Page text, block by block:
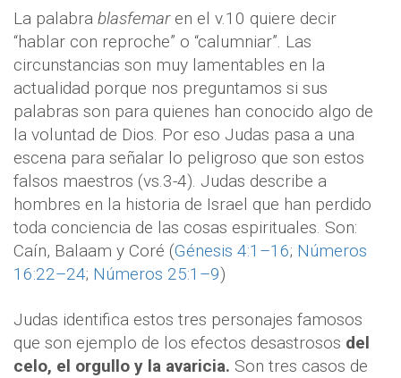
La palabra blasfemaren el v.10 quiere decir
“hablar con reproche” o “calumniar”. Las
circunstancias son muy lamentables en la
actualidad porque nos preguntamos si sus
palabras son para quienes han conocido algo de
la voluntad de Dios. Por eso Judas pasa a una
escena para señalar lo peligroso que son estos
falsos maestros (vs.3-4). Judas describe a
hombres en la historia de Israel que han perdido
toda conciencia de las cosas espirituales. Son:
Caín, Balaam y Coré (Génesis 4:1–16; Números
16:22–24; Números 25:1–9)
Judas identifica estos tres personajes famosos
que son ejemplo de los efectos desastrosos del
celo, el orgullo y la avaricia. Son tres casos de